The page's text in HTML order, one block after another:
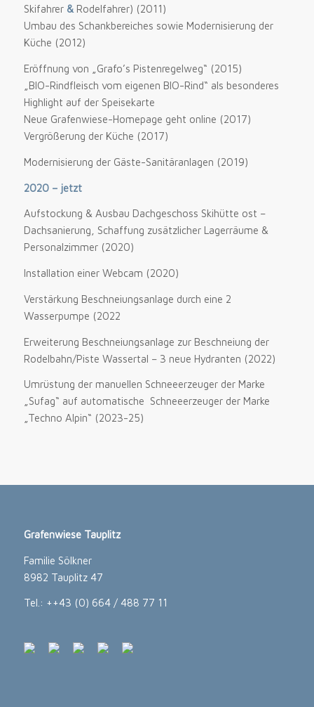
Skifahrer &Rodelfahrer) (2011)
Umbau des Schankbereiches sowie Modernisierung der
Küche (2012)
Eröffnung von „Grafo’s Pistenregelweg“ (2015)
„BIO-Rindfleisch vom eigenen BIO-Rind“ als besonderes
Highlight auf der Speisekarte
Neue Grafenwiese-Homepage geht online (2017)
Vergrößerung der Küche (2017)
Modernisierung der Gäste-Sanitäranlagen (2019)
2020 – jetzt
Aufstockung & Ausbau Dachgeschoss Skihütte ost –
Dachsanierung, Schaffung zusätzlicher Lagerräume &
Personalzimmer (2020)
Installation einer Webcam (2020)
Verstärkung Beschneiungsanlage durch eine 2
Wasserpumpe (2022
Erweiterung Beschneiungsanlage zur Beschneiung der
Rodelbahn/Piste Wassertal – 3 neue Hydranten (2022)
Umrüstung der manuellen Schneeerzeuger der Marke
„Sufag“ auf automatische Schneeerzeuger der Marke
„Techno Alpin“ (2023-25)
Grafenwiese Tauplitz
Familie Sölkner
8982 Tauplitz 47
Tel.: ++43 (0) 664 / 488 77 11